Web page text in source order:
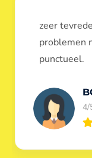
Dank u
heel goed
ontstoppers
5/